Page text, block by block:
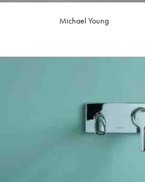
Michael Young